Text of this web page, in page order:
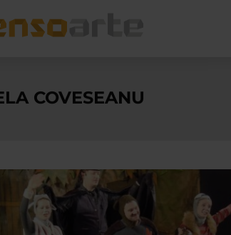
COVESEANU